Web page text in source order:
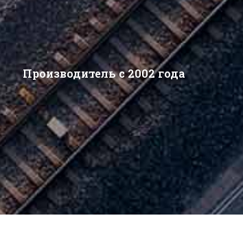
Производитель с 2002 года